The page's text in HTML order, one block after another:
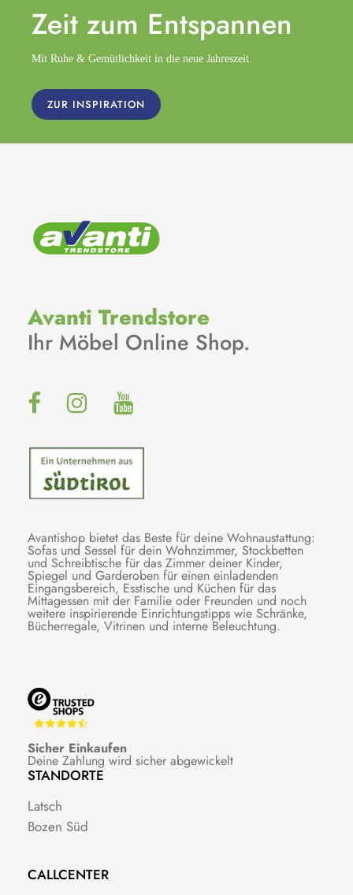
Zeit zum Entspannen
Mit Ruhe & Gemütlichkeit in die neue Jahreszeit.
ZUR INSPIRATION
Avanti Trendstore
Ihr Möbel Online Shop.
Avantishop bietet das Beste für deine Wohnaustattung:
Sofas und Sessel für dein Wohnzimmer, Stockbetten
und Schreibtische für das Zimmer deiner Kinder,
Spiegel und Garderoben für einen einladenden
Eingangsbereich, Esstische und Küchen für das
Mittagessen mit der Familie oder Freunden und noch
weitere inspirierende Einrichtungstipps wie Schränke,
Bücherregale, Vitrinen und interne Beleuchtung.
Sicher Einkaufen
Deine Zahlung wird sicher abgewickelt
STANDORTE
Latsch
Bozen Süd
CALLCENTER